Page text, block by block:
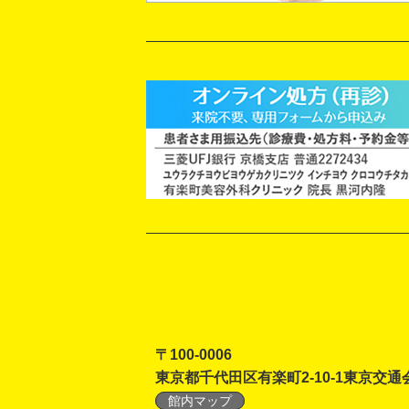
〒100-0006
東京都千代田区有楽町2-10-1東京交通
館内マップ